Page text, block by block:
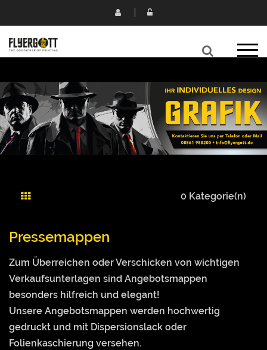
0 Kategorie(n)
Pressemappen
Zum Überreichen oder Verschicken von wichtigen
Verkaufsunterlagen sind Angebotsmappen
besonders hilfreich und elegant!
Unsere Angebotsmappen werden hochwertig
gedruckt und mit Dispersionslack oder
Folienkaschierung versehen.